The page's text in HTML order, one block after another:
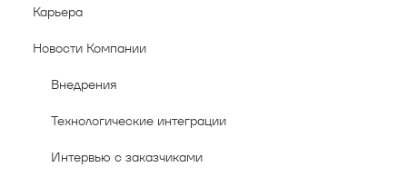
Карьера
Новости Компании
Внедрения
Технологические интеграции
Интервью с заказчиками